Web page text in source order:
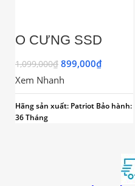
Ổ CỨNG SSD
P300 M.2 2280
NVME GEN 3X4
1,099,000₫ 899,000₫
Xem Nhanh
Hãng sản xuất: Patriot Bảo hành:
36 Tháng